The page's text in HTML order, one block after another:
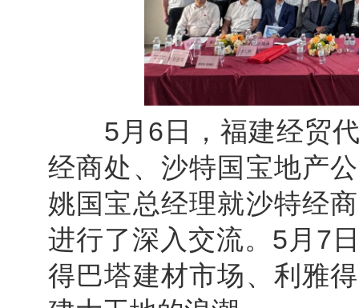
5月6日，福建经贸代
经商处、沙特国宝地产
姚国宝总经理就沙特经
进行了深入交流。5月7
得巴塔建材市场、利雅